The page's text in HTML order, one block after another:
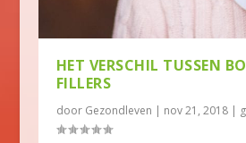
HET VERSCHIL TUSSEN
FILLERS
door Gezondleven | nov 21, 2018|